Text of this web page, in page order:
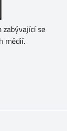
zabývající se
médií.